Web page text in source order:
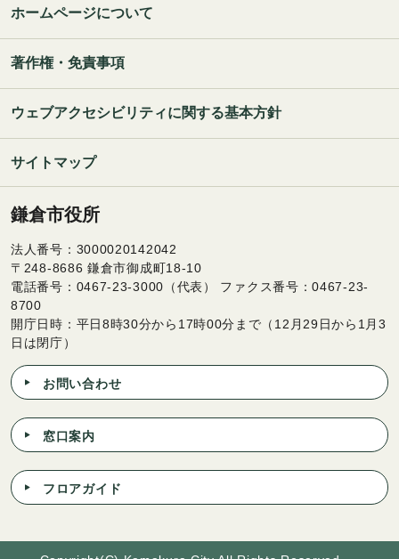
ホームページについて
著作権・免責事項
ウェブアクセシビリティに関する基本方針
サイトマップ
鎌倉市役所
法人番号：3000020142042
〒248-8686 鎌倉市御成町18-10
電話番号：0467-23-3000（代表） ファクス番号：0467-23-
8700
開庁日時：平日8時30分から17時00分まで（12月29日から1月3
日は閉庁）
お問い合わせ
窓口案内
フロアガイド